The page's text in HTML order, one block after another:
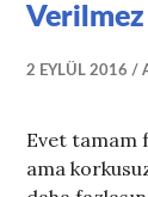
Verilmez
2 EYLÜL 2016
Evet tamam
ama